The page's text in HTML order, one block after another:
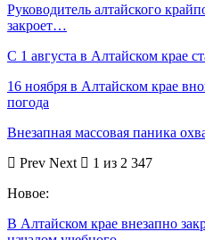
Руководитель алтайского
закроет…
С 1 августа в Алтайском крае
16 ноября в Алтайском крае
погода
Внезапная массовая паника
Prev Next
1 из 2 347
Новое:
В Алтайском крае внезапно